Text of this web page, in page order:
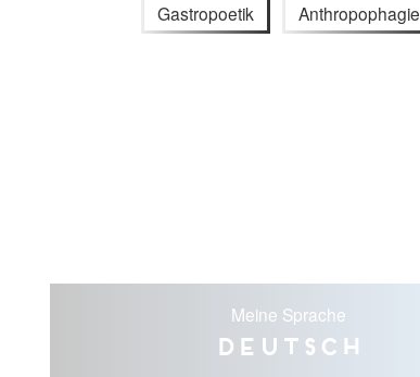
Gastropoetik Anthropophagie
Meine Sprache
Deutsch